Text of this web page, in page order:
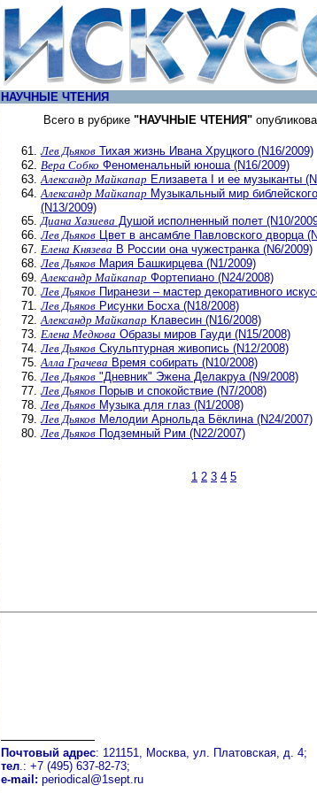
НАУЧНЫЕ ЧТЕНИЯ
Всего в рубрике "НАУЧНЫЕ ЧТЕНИЯ"
Лев Дьяков Тихая жизнь Ивана Хруцкого (N16/2009)
Вера Собко Феноменальный юноша (N16/2009)
Александр Майкапар Елизавета I и ее музыканты
Александр Майкапар Музыкальный мир
(N13/2009)
Диана Хазиева Душой исполненный полет (N10/
Лев Дьяков Цвет в ансамбле Павловского дворца
Елена Князева В России она чужестранка (N6/2009)
Лев Дьяков Мария Башкирцева (N1/2009)
Александр Майкапар Фортепиано (N24/2008)
Лев Дьяков Пиранези – мастер декоративного
Лев Дьяков Рисунки Босха (N18/2008)
Александр Майкапар Клавесин (N16/2008)
Елена Медкова Образы миров Гауди (N15/2008)
Лев Дьяков Скульптурная живопись (N12/2008)
Алла Грачева Время собирать (N10/2008)
Лев Дьяков "Дневник" Эжена Делакруа (N9/2008)
Лев Дьяков Порыв и спокойствие (N7/2008)
Лев Дьяков Музыка для глаз (N1/2008)
Лев Дьяков Мелодии Арнольда Бёклина (N24/2007)
Лев Дьяков Подземный Рим (N22/2007)
1 2 3 4 5
Почтовый адрес: 121151, Москва, ул. Платовская, д. 4;
тел.: +7 (495) 637-82-73;
e-mail: periodical@1sept.ru